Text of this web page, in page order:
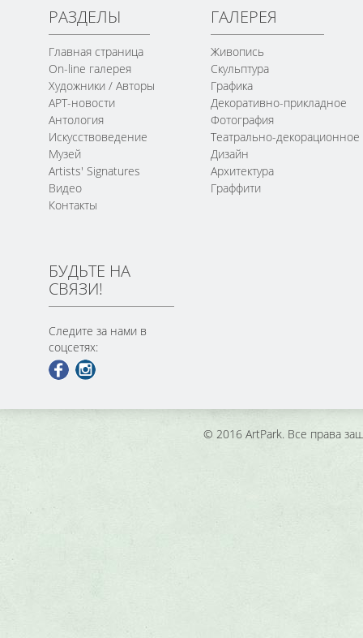
РАЗДЕЛЫ
Главная страница
On-line галерея
Художники / Авторы
АРТ-новости
Антология
Искусствоведение
Музей
Artists' Signatures
Видео
Контакты
ГАЛЕРЕЯ
Живопись
Скульптура
Графика
Декоративно-прикладное
Фотография
Театрально-декорационное
Дизайн
Архитектура
Граффити
БУДЬТЕ НА
СВЯЗИ!
Следите за нами в
соцсетях:
© 2016 ArtPark. Все права